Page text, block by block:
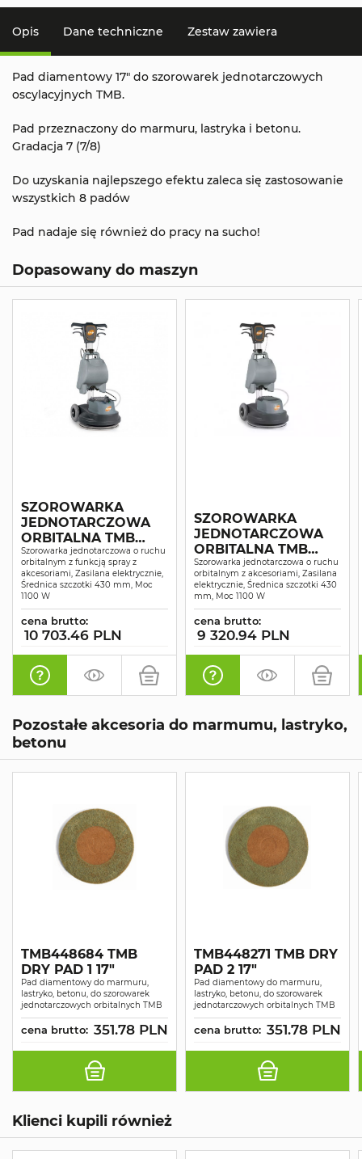
Opis Dane techniczne Zestaw zawiera
Pad diamentowy 17" do szorowarek jednotarczowych
oscylacyjnych TMB.
Pad przeznaczony do marmuru, lastryka i betonu.
Gradacja 7 (7/8)
Do uzyskania najlepszego efektu zaleca się zastosowanie
wszystkich 8 padów
Pad nadaje się również do pracy na sucho!
Dopasowany do maszyn
SZOROWARKA
JEDNOTARCZOWA
ORBITALNA TMB
TPO43 SPRAY
Szorowarka jednotarczowa o ruchu
orbitalnym z funkcją spray z
akcesoriami, Zasilana elektrycznie,
Średnica szczotki 430 mm, Moc
1100 W
cena brutto:
10 703.46 PLN
SZOROWARKA
JEDNOTARCZOWA
ORBITALNA TMB
TPO43
Szorowarka jednotarczowa o ruchu
orbitalnym z akcesoriami, Zasilana
elektrycznie, Średnica szczotki 430
mm, Moc 1100 W
cena brutto:
9 320.94 PLN
Pozostałe akcesoria do marmumu, lastryko,
betonu
TMB448684 TMB
DRY PAD 1 17"
Pad diamentowy do marmuru,
lastryko, betonu, do szorowarek
jednotarczowych orbitalnych TMB
cena brutto: 351.78 PLN
TMB448271 TMB DRY
PAD 2 17"
Pad diamentowy do marmuru,
lastryko, betonu, do szorowarek
jednotarczowych orbitalnych TMB
cena brutto: 351.78 PLN
Klienci kupili również